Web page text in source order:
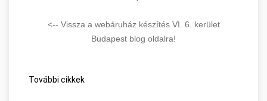
<-- Vissza a webáruház készítés VI. 6. kerület
Budapest blog oldalra!
További cikkek